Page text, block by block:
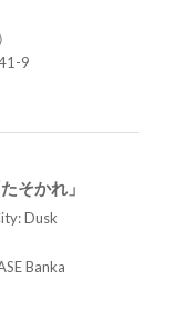
9
そかれ」
Dusk
Banka